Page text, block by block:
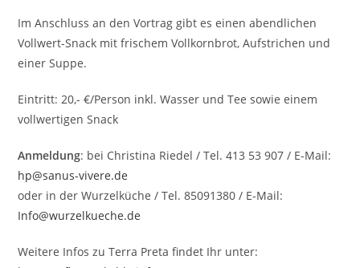
Im Anschluss an den Vortrag gibt es einen abendlichen
Vollwert-Snack mit frischem Vollkornbrot, Aufstrichen und
einer Suppe.
Eintritt: 20,- €/Person inkl. Wasser und Tee sowie einem
vollwertigen Snack
Anmeldung: bei Christina Riedel / Tel. 413 53 907 / E-Mail:
hp@sanus-vivere.de
oder in der Wurzelküche / Tel. 85091380 / E-Mail:
Info@wurzelkueche.de
Weitere Infos zu Terra Preta findet Ihr unter: